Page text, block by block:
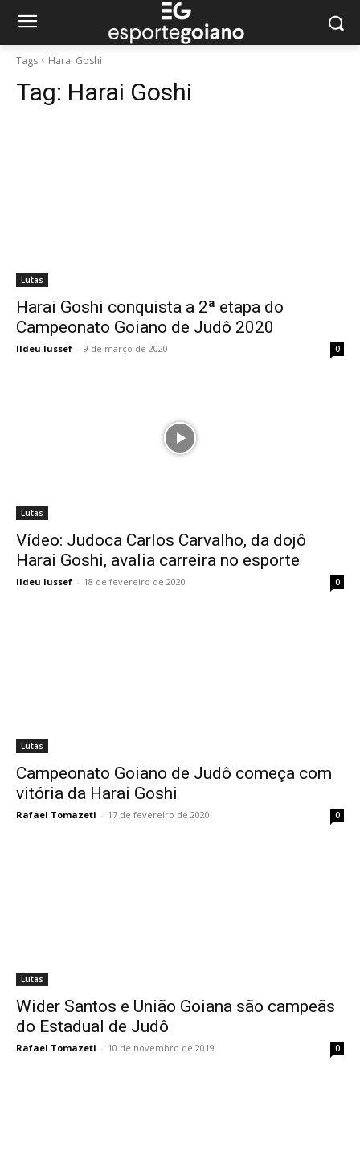
Tags Harai Goshi
Tag: Harai Goshi
Lutas
Harai Goshi conquista a 2ª etapa do
Campeonato Goiano de Judô 2020
Ildeu Iussef - 9 de março de 2020 0
Lutas
Vídeo: Judoca Carlos Carvalho, da dojô
Harai Goshi, avalia carreira no esporte
Ildeu Iussef - 18 de fevereiro de 2020 0
Lutas
Campeonato Goiano de Judô começa com
vitória da Harai Goshi
Rafael Tomazeti - 17 de fevereiro de 2020 0
Lutas
Wider Santos e União Goiana são campeãs
do Estadual de Judô
Rafael Tomazeti - 10 de novembro de 2019 0